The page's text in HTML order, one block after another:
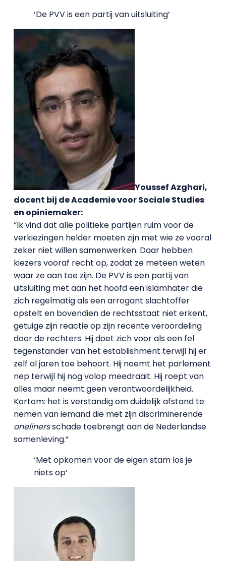
‘De PVV is een partij van uitsluiting’
Youssef Azghari,
docent bij de Academie voor Sociale Studies
en opiniemaker:
“Ik vind dat alle politieke partijen ruim voor de
verkiezingen helder moeten zijn met wie ze vooral
zeker niet willen samenwerken. Daar hebben
kiezers vooraf recht op, zodat ze meteen weten
waar ze aan toe zijn. De PVV is een partij van
uitsluiting met aan het hoofd een islamhater die
zich regelmatig als een arrogant slachtoffer
opstelt en bovendien de rechtsstaat niet erkent,
getuige zijn reactie op zijn recente veroordeling
door de rechters. Hij doet zich voor als een fel
tegenstander van het establishment terwijl hij er
zelf al jaren toe behoort. Hij noemt het parlement
nep terwijl hij nog volop meedraait. Hij roept van
alles maar neemt geen verantwoordelijkheid.
Kortom: het is verstandig om duidelijk afstand te
nemen van iemand die met zijn discriminerende
onelinersschade toebrengt aan de Nederlandse
samenleving.”
‘Met opkomen voor de eigen stam los je
niets op’